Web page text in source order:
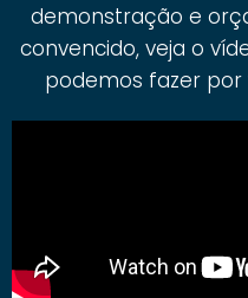
demonstração e
convencido, veja o
podemos fazer por